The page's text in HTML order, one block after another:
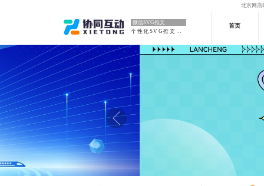
北京网店
微信SVG推文
个性化SVG推文定制
首页